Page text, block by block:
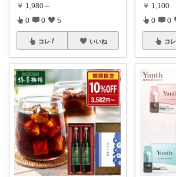
￥ 1,980～
0 0 5
コレ いいね
￥ 1,100
0 0
コレ